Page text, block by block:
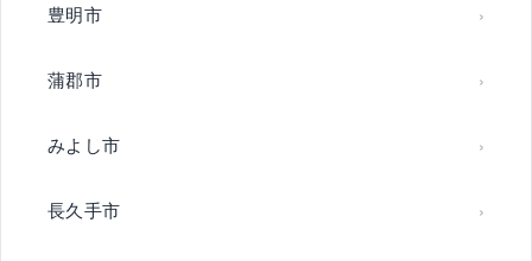
豊明市
蒲郡市
みよし市
長久手市